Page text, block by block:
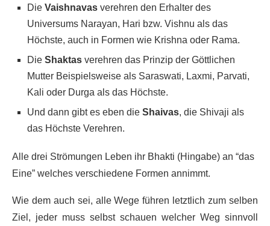
Die Vaishnavas verehren den Erhalter des
Universums Narayan, Hari bzw. Vishnu als das
Höchste, auch in Formen wie Krishna oder Rama.
Die Shaktas verehren das Prinzip der Göttlichen
Mutter Beispielsweise als Saraswati, Laxmi, Parvati,
Kali oder Durga als das Höchste.
Und dann gibt es eben die Shaivas, die Shivaji als
das Höchste Verehren.
Alle drei Strömungen Leben ihr Bhakti (Hingabe) an “das
Eine” welches verschiedene Formen annimmt.
Wie dem auch sei, alle Wege führen letztlich zum selben
Ziel, jeder muss selbst schauen welcher Weg sinnvoll